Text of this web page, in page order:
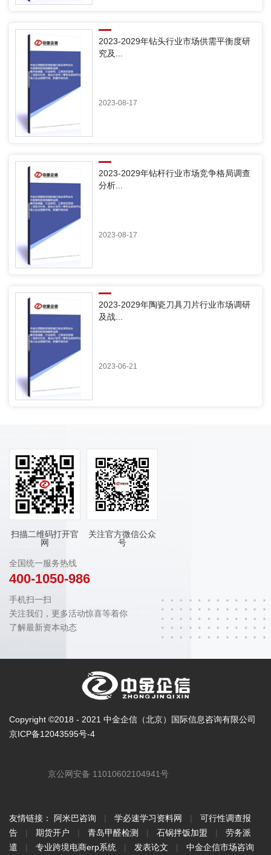
2023-2029年钻头行业市场供需平衡度研
究及...
2023-08-17
2023-2029年钻杆行业市场竞争格局调查
分析...
2023-08-17
2023-2029年陶瓷刀具刀片行业市场调研
及战...
2023-06-21
扫描二维码打开官
网
关注官方微信公众
号
全国统一服务热线
400-1050-986
手机扫一扫
关注我们，更多活动惊喜等着你
了解最新资本动态
Copyright ©2018 - 2021 中金企信（北京）国际信息咨询有限公司
京ICP备12043595号-4
京公网安备 11010602104941号
友情链接： 阿米巴咨询 | 学必速学习资料网 |
可行性调查报
告
| 期货开户 | 青岛甲醛检测 | 石锅拌饭加盟 |
劳务派
遣
| 专业跨境电商erp系统 | 发表论文 | 中金企信市场咨询